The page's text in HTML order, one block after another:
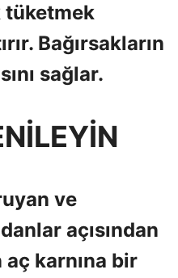
tüketmek
Bağırsakların
sağlar.
ve
açısından
karnına bir